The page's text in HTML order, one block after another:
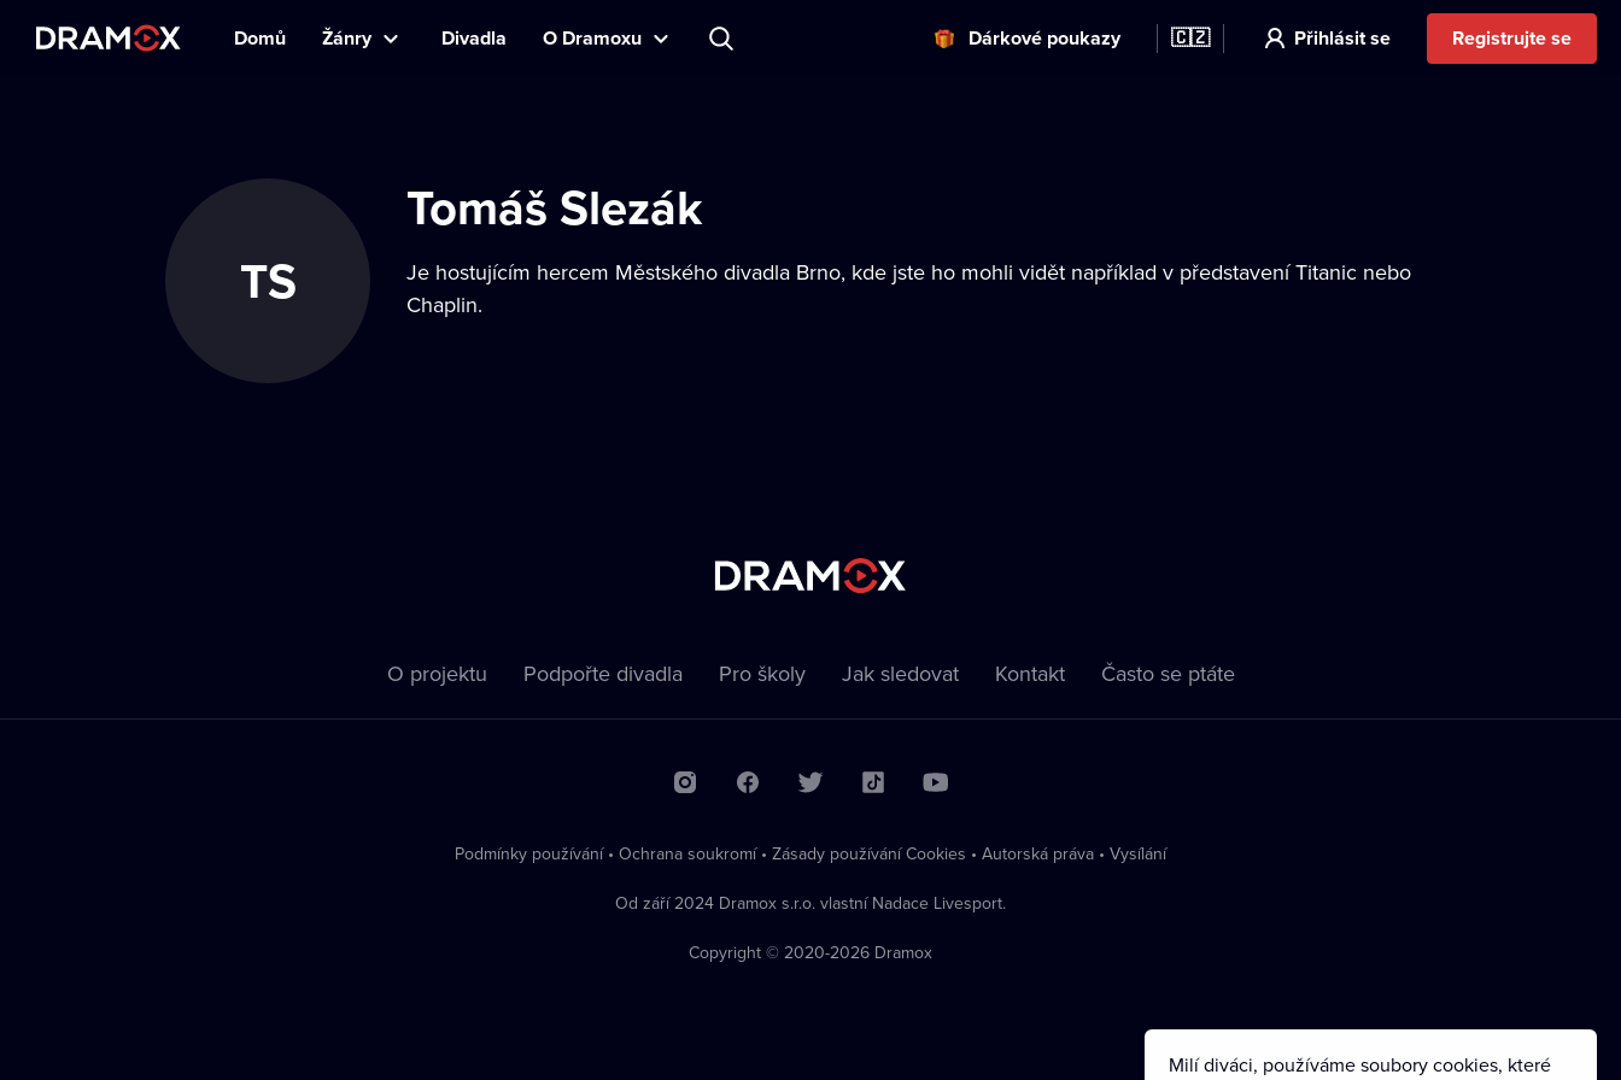
Domů Žánry Divadla O Dramoxu Dárkové poukazy 🇨🇿 Přihlásit se Registrujte se
TS
Tomáš Slezák
Je hostujícím hercem Městského divadla Brno, kde jste ho mohli vidět například v představení Titanic nebo
Chaplin.
O projektu Podpořte divadla Pro školy Jak sledovat Kontakt Často se ptáte
Podmínky používání • Ochrana soukromí • Zásady používání Cookies • Autorská práva • Vysílání
Od září 2024 Dramox s.r.o. vlastní Nadace Livesport.
Copyright © 2020-2026 Dramox
Milí diváci, používáme soubory cookies, které